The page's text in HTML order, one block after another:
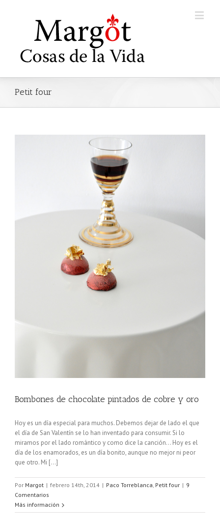
Petit four
Bombones de chocolate pintados de cobre y oro
Hoy es un día especial para muchos. Debemos dejar de lado el que
el día de San Valentín se lo han inventado para consumir. Si lo
miramos por el lado romántico y como dice la canción... Hoy es el
día de los enamorados, es un día bonito, aunque no mejor ni peor
que otro. Mi [...]
Por Margot | febrero 14th, 2014 | Paco Torreblanca, Petit four | 9
Comentarios
Más información